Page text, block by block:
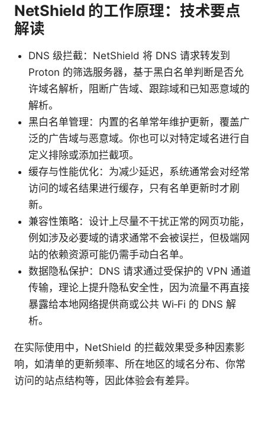
NetShield 的工作原理：技术要点
解读
DNS 级拦截：NetShield 将 DNS 请求转发到
Proton 的筛选服务器，基于黑白名单判断是否允
许域名解析，阻断广告域、跟踪域和已知恶意域的
解析。
黑白名单管理：内置的名单常年维护更新，覆盖广
泛的广告域与恶意域。你也可以对特定域名进行自
定义排除或添加拦截项。
缓存与性能优化：为减少延迟，系统通常会对经常
访问的域名结果进行缓存，只有名单更新时才刷
新。
兼容性策略：设计上尽量不干扰正常的网页功能，
例如涉及必要域的请求通常不会被误拦，但极端网
站的依赖资源可能仍需手动白名单。
数据隐私保护：DNS 请求通过受保护的 VPN 通道
传输，理论上提升隐私安全性，因为流量不再直接
暴露给本地网络提供商或公共 Wi‑Fi 的 DNS 解
析。
在实际使用中，NetShield 的拦截效果受多种因素影
响，如清单的更新频率、所在地区的域名分布、你常
访问的站点结构等，因此体验会有差异。